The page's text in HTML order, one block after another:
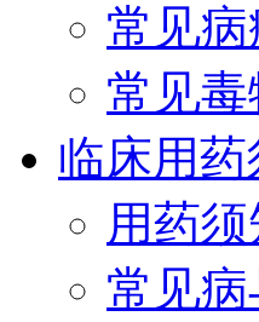
常见
常见
临床用药
用药须
常见